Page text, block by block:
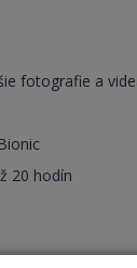
fotografie a
20 hodín